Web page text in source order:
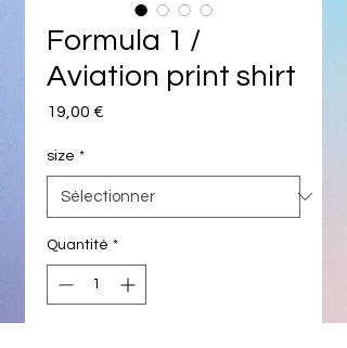
Formula 1 /
Aviation print shirt
19,00 €
size *
Quantité *